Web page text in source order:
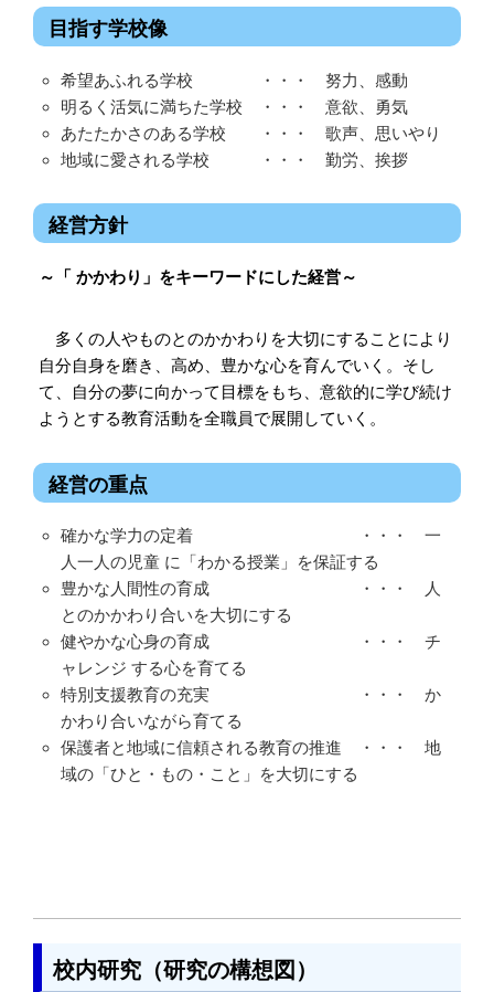
目指す学校像
希望あふれる学校 ・・・ 努力、感動
明るく活気に満ちた学校 ・・・ 意欲、勇気
あたたかさのある学校 ・・・ 歌声、思いやり
地域に愛される学校 ・・・ 勤労、挨拶
経営方針
～「 かかわり」をキーワードにした経営～
多くの人やものとのかかわりを大切にすることにより
自分自身を磨き、高め、豊かな心を育んでいく。そし
て、自分の夢に向かって目標をもち、意欲的に学び続け
ようとする教育活動を全職員で展開していく。
経営の重点
確かな学力の定着 ・・・ 一
人一人の児童 に「わかる授業」を保証する
豊かな人間性の育成 ・・・ 人
とのかかわり合いを大切にする
健やかな心身の育成 ・・・ チ
ャレンジ する心を育てる
特別支援教育の充実 ・・・ か
かわり合いながら育てる
保護者と地域に信頼される教育の推進 ・・・ 地
域の「ひと・もの・こと」を大切にする
校内研究（研究の構想図）